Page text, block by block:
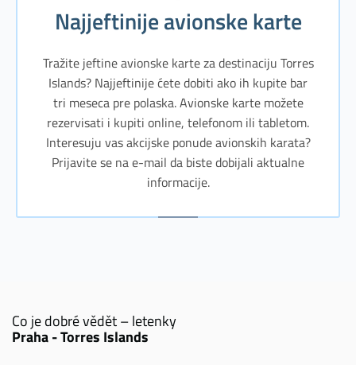
Najjeftinije avionske karte
Tražite jeftine avionske karte za destinaciju Torres
Islands? Najjeftinije ćete dobiti ako ih kupite bar
tri meseca pre polaska. Avionske karte možete
rezervisati i kupiti online, telefonom ili tabletom.
Interesuju vas akcijske ponude avionskih karata?
Prijavite se na e-mail da biste dobijali aktualne
informacije.
Co je dobré vědět – letenky
Praha - Torres Islands